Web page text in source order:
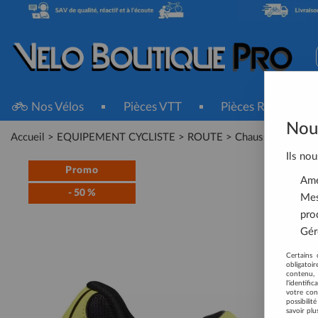
Nos Vélos Pièces VTT Pièces Route
Accueil > EQUIPEMENT CYCLISTE > ROUTE > Chaussures >
Promo
- 50 %
Ils
Certains
contenu,
votre
savoir